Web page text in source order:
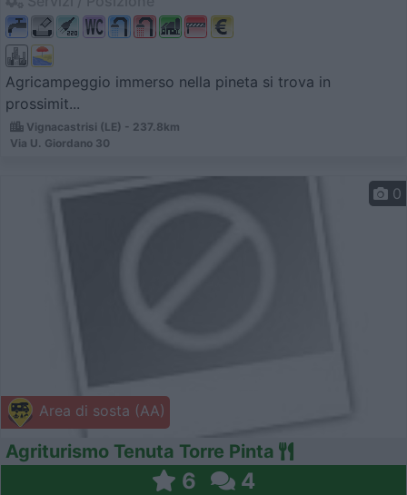
Agricampeggio immerso nella pineta si trova in
prossimit...
Vignacastrisi (LE) - 237.8km
Via U. Giordano 30
Area di sosta (AA)
0
Agriturismo Tenuta Torre Pinta
6 4